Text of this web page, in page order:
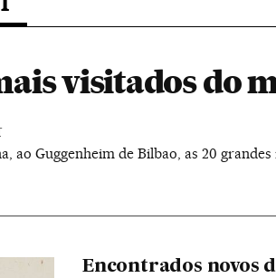
visitados do
ao Guggenheim de Bilbao, as 20
Encontrados novos